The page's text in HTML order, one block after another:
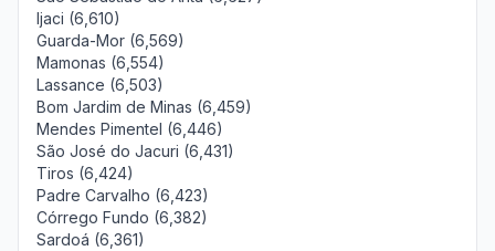
Ijaci (6,610)
Guarda-Mor (6,569)
Mamonas (6,554)
Lassance (6,503)
Bom Jardim de Minas (6,459)
Mendes Pimentel (6,446)
São José do Jacuri (6,431)
Tiros (6,424)
Padre Carvalho (6,423)
Córrego Fundo (6,382)
Sardoá (6,361)